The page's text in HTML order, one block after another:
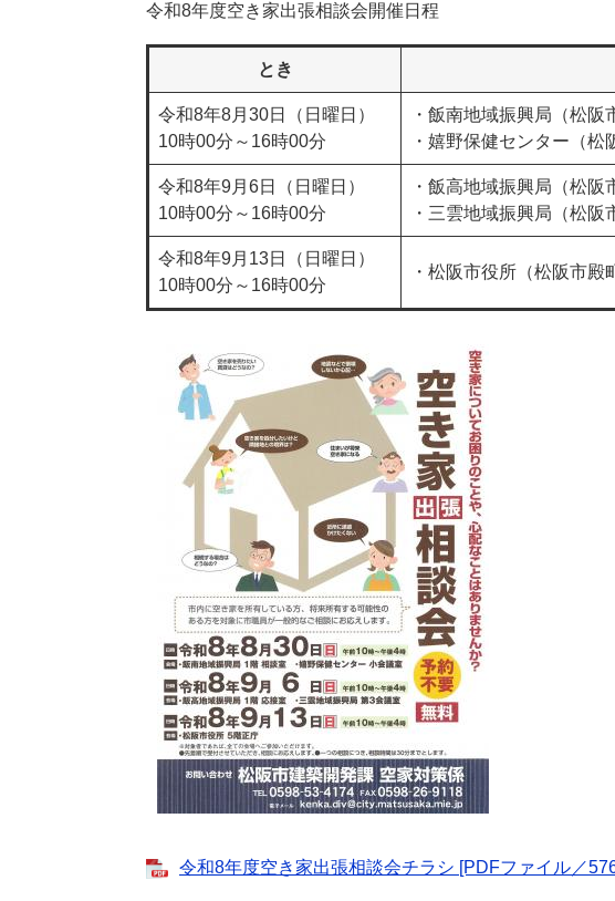
令和8年度空き家出張相談会開催日程
とき
令和8年8月30日（日曜日）
10時00分～16時00分​
・飯南地域振興局（松
・嬉野保健センター（
令和8年9月6日（日曜日）
10時00分～16時00分​
・飯高地域振興局（松
・三雲地域振興局（松
令和8年9月13日（日曜日）
10時00分～16時00分​
・松阪市役所（松阪市
令和8年度空き家出張相談会チラシ [PDFファイル／